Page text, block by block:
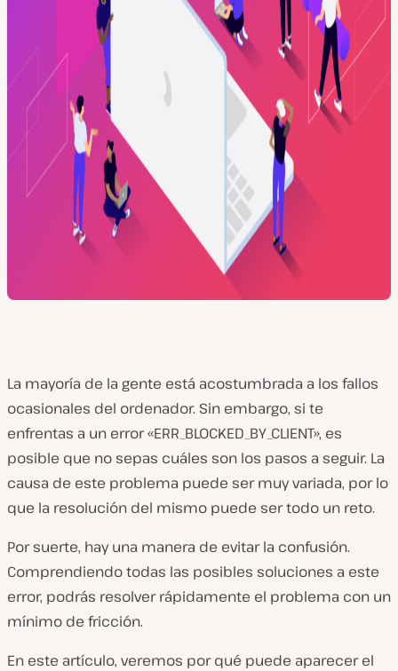
La mayoría de la gente está acostumbrada a los fallos
ocasionales del ordenador. Sin embargo, si te
enfrentas a un error «ERR_BLOCKED_BY_CLIENT», es
posible que no sepas cuáles son los pasos a seguir. La
causa de este problema puede ser muy variada, por lo
que la resolución del mismo puede ser todo un reto.
Por suerte, hay una manera de evitar la confusión.
Comprendiendo todas las posibles soluciones a este
error, podrás resolver rápidamente el problema con un
mínimo de fricción.
En este artículo, veremos por qué puede aparecer el